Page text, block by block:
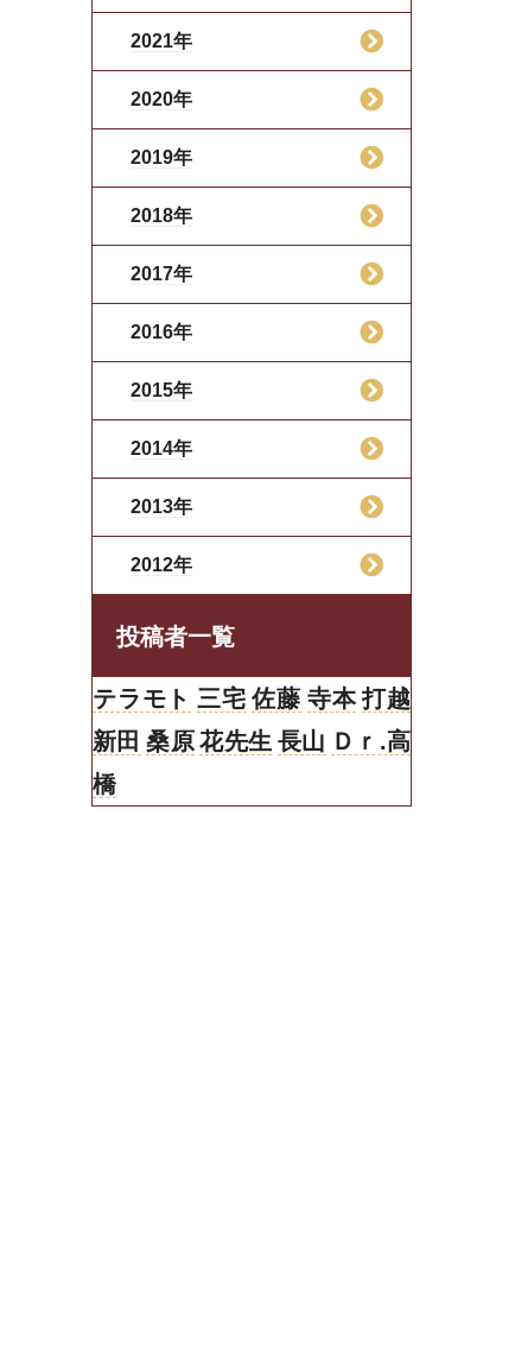
2021年
2020年
2019年
2018年
2017年
2016年
2015年
2014年
2013年
2012年
投稿者一覧
テラモト 三宅 佐藤 寺本 打越
新田 桑原花先生 長山 Ｄｒ.高
橋